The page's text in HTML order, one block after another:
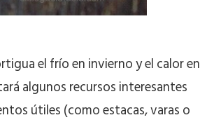
el frío en invierno y el calor en
algunos recursos interesantes
útiles (como estacas, varas o